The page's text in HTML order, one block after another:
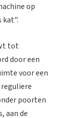
op
kat".
tot
door een
voor een
poorten
aan de